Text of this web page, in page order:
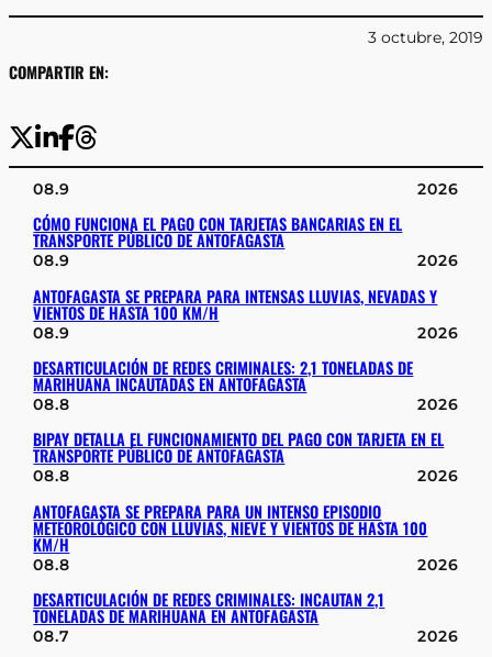
COMPARTIR EN:
3 octubre, 2019
08.9 2026
CÓMO FUNCIONA EL PAGO CON TARJETAS BANCARIAS EN EL
TRANSPORTE PÚBLICO DE ANTOFAGASTA
08.9 2026
ANTOFAGASTA SE PREPARA PARA INTENSAS LLUVIAS, NEVADAS Y
VIENTOS DE HASTA 100 KM/H
08.9 2026
DESARTICULACIÓN DE REDES CRIMINALES: 2,1 TONELADAS DE
MARIHUANA INCAUTADAS EN ANTOFAGASTA
08.8 2026
BIPAY DETALLA EL FUNCIONAMIENTO DEL PAGO CON TARJETA EN EL
TRANSPORTE PÚBLICO DE ANTOFAGASTA
08.8 2026
ANTOFAGASTA SE PREPARA PARA UN INTENSO EPISODIO
METEOROLÓGICO CON LLUVIAS, NIEVE Y VIENTOS DE HASTA 100
KM/H
08.8 2026
DESARTICULACIÓN DE REDES CRIMINALES: INCAUTAN 2,1
TONELADAS DE MARIHUANA EN ANTOFAGASTA
08.7 2026